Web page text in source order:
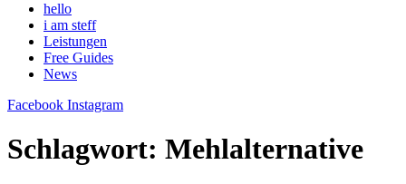
hello
i am steff
Leistungen
Free Guides
News
Facebook Instagram
Schlagwort: Mehlalternative